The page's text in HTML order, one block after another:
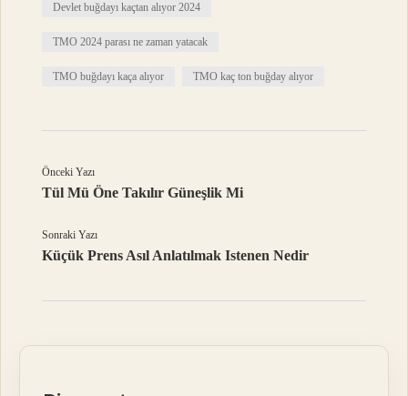
Devlet buğdayı kaçtan alıyor 2024
TMO 2024 parası ne zaman yatacak
TMO buğdayı kaça alıyor TMO kaç ton buğday alıyor
Önceki Yazı
Tül Mü Öne Takılır Güneşlik Mi
Sonraki Yazı
Küçük Prens Asıl Anlatılmak Istenen Nedir